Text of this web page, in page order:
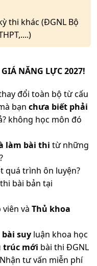
thi khác (ĐGNL Bộ
NĂNG LỰC 2027!
đổi toàn bộ từ cấu
bạn chưa biết phải
không học môn đó
làm bài thi từ những
quá trình ôn luyện?
bài bản tại
và Thủ khoa
suy luận khoa học
trúc mới bài thi ĐGNL
tư vấn miễn phí